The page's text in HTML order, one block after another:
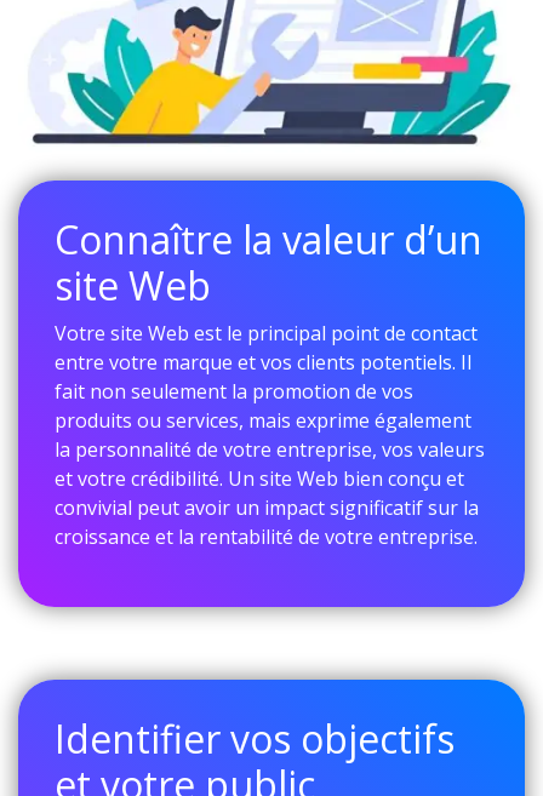
Connaître la valeur d’un
site Web
Votre site Web est le principal point de contact
entre votre marque et vos clients potentiels. Il
fait non seulement la promotion de vos
produits ou services, mais exprime également
la personnalité de votre entreprise, vos valeurs
et votre crédibilité. Un site Web bien conçu et
convivial peut avoir un impact significatif sur la
croissance et la rentabilité de votre entreprise.
Identifier vos objectifs
et votre public